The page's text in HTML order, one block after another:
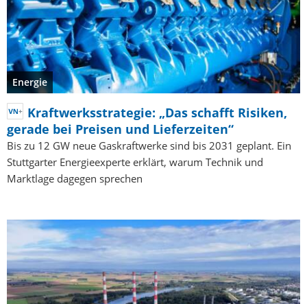
Energie
Kraftwerksstrategie: „Das schafft Risiken,
gerade bei Preisen und Lieferzeiten“
Bis zu 12 GW neue Gaskraftwerke sind bis 2031 geplant. Ein
Stuttgarter Energieexperte erklärt, warum Technik und
Marktlage dagegen sprechen